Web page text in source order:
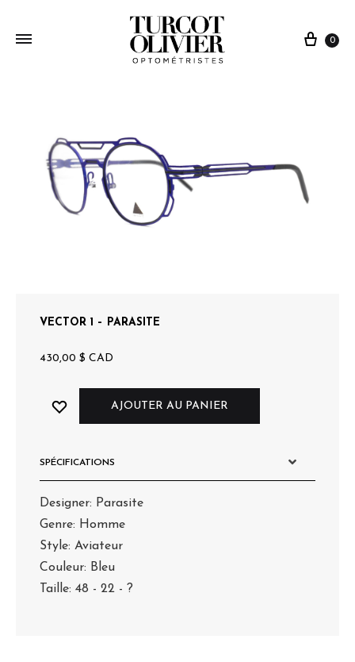
0
VECTOR 1 – PARASITE
430,00 $ CAD
AJOUTER AU PANIER
SPÉCIFICATIONS
Designer: Parasite
Genre: Homme
Style: Aviateur
Couleur: Bleu
Taille: 48 - 22 - ?